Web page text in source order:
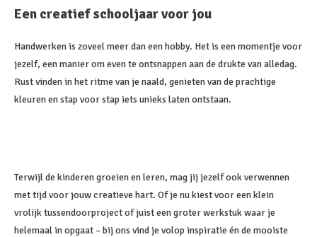
Een creatief schooljaar voor jou
Handwerken is zoveel meer dan een hobby. Het is een momentje voor
jezelf, een manier om even te ontsnappen aan de drukte van alledag.
Rust vinden in het ritme van je naald, genieten van de prachtige
kleuren en stap voor stap iets unieks laten ontstaan.
Terwijl de kinderen groeien en leren, mag jij jezelf ook verwennen
met tijd voor jouw creatieve hart. Of je nu kiest voor een klein
vrolijk tussendoorproject of juist een groter werkstuk waar je
helemaal in opgaat – bij ons vind je volop inspiratie én de mooiste